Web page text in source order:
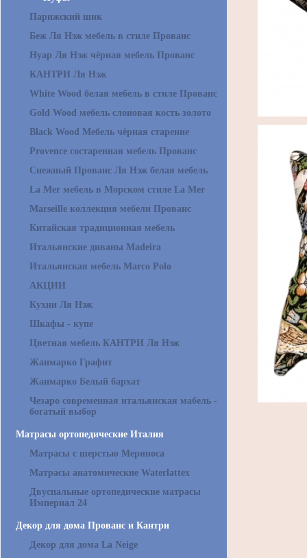
Парижский шик
Беж Ля Нэж мебель в стиле Прованс
Нуар Ля Нэж чёрная мебель Прованс
КАНТРИ Ля Нэж
White Wood белая мебель в стиле Прованс
Gold Wood мебель слоновая кость золото
Black Wood Мебель чёрная старение
Provence состаренная мебель Прованс
Снежный Прованс Ля Нэж белая мебель
La Mer мебель в Морском стиле La Mer
Marseille коллекция мебели Прованс
Китайская традиционная мебель
Итальянские диваны Madeira
Итальянская мебель Marco Polo
АКЦИИ
Кухни Ля Нэж
Шкафы - купе
Цветная мебель КАНТРИ Ля Нэж
Жанмарко Графит
Жанмарко Белый бархат
Чезаро современная итальянская мабель -
богатый выбор
Матрасы ортопедические Италия
Матрасы с шерстью Мериноса
Матрасы анатомические Waterlattex
Двуспальные ортопедические матрасы
Империал 24
Декор для дома Прованс и Кантри
Декор для дома La Neige